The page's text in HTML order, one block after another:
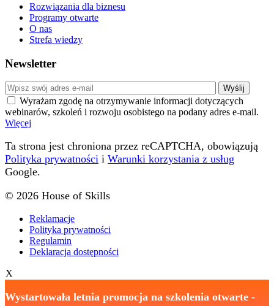
Rozwiązania dla biznesu
Programy otwarte
O nas
Strefa wiedzy
Newsletter
Wyrażam zgodę na otrzymywanie informacji dotyczących
webinarów, szkoleń i rozwoju osobistego na podany adres e-mail.
Więcej
Ta strona jest chroniona przez reCAPTCHA, obowiązują
Polityka prywatności i Warunki korzystania z usług
Google.
© 2026 House of Skills
Reklamacje
Polityka prywatności
Regulamin
Deklaracja dostępności
X
Wystartowała letnia promocja na szkolenia otwarte -